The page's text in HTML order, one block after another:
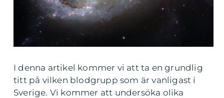
I denna artikel kommer vi att ta en grundlig
titt på vilken blodgrupp som är vanligast i
Sverige. Vi kommer att undersöka olika